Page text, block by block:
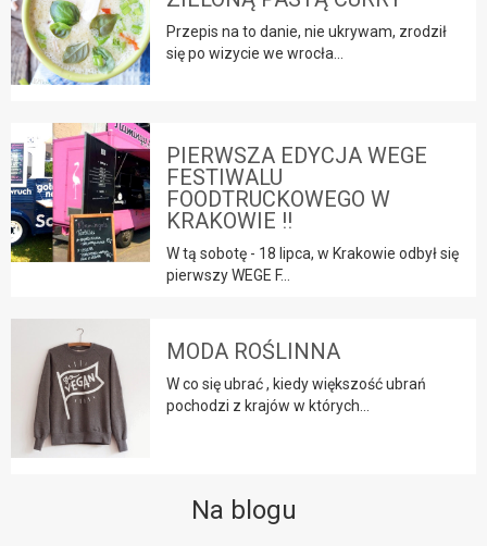
Przepis na to danie, nie ukrywam, zrodził
się po wizycie we wrocła...
PIERWSZA EDYCJA WEGE
FESTIWALU
FOODTRUCKOWEGO W
KRAKOWIE !!
W tą sobotę - 18 lipca, w Krakowie odbył się
pierwszy WEGE F...
MODA ROŚLINNA
W co się ubrać , kiedy większość ubrań
pochodzi z krajów w których...
Na blogu